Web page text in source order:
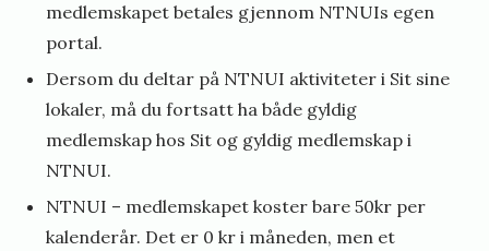
medlemskapet betales gjennom NTNUIs egen
portal.
Dersom du deltar på NTNUI aktiviteter i Sit sine
lokaler, må du fortsatt ha både gyldig
medlemskap hos Sit og gyldig medlemskap i
NTNUI.
NTNUI – medlemskapet koster bare 50kr per
kalenderår. Det er 0 kr i måneden, men et